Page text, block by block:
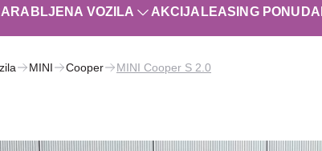
RABLJENA VOZILA AKCIJA LEASING PONUDA
MINI Cooper MINI Cooper S 2.0